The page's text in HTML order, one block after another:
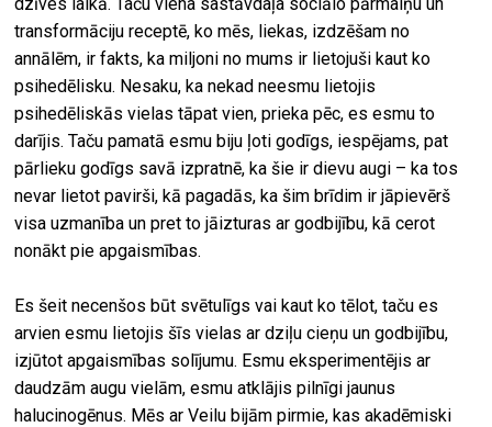
transformāciju receptē, ko mēs, liekas, izdzēšam no
annālēm, ir fakts, ka miljoni no mums ir lietojuši kaut ko
psihedēlisku. Nesaku, ka nekad neesmu lietojis
psihedēliskās vielas tāpat vien, prieka pēc, es esmu to
darījis. Taču pamatā esmu biju ļoti godīgs, iespējams, pat
pārlieku godīgs savā izpratnē, ka šie ir dievu augi – ka tos
nevar lietot pavirši, kā pagadās, ka šim brīdim ir jāpievērš
visa uzmanība un pret to jāizturas ar godbijību, kā cerot
nonākt pie apgaismības.
Es šeit necenšos būt svētulīgs vai kaut ko tēlot, taču es
arvien esmu lietojis šīs vielas ar dziļu cieņu un godbijību,
izjūtot apgaismības solījumu. Esmu eksperimentējis ar
daudzām augu vielām, esmu atklājis pilnīgi jaunus
halucinogēnus. Mēs ar Veilu bijām pirmie, kas akadēmiski